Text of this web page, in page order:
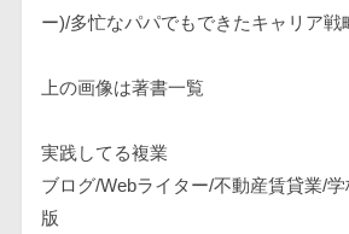
ー)/多忙なパパでもできたキャリア戦
上の画像は著書一覧
実践してる複業
ブログ/Webライター/不動産賃貸業/
版